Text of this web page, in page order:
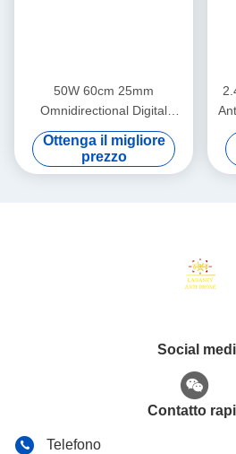
50W 60cm 25mm
Omnidirectional Digital
Transmission Antenna per la
difesa UAV
Ottenga il migliore
prezzo
Social
Contatto
Telefono